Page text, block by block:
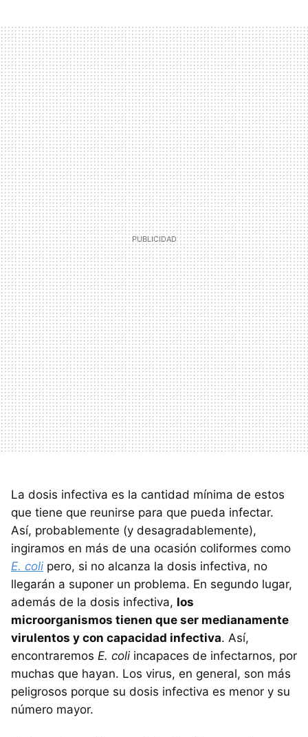
La dosis infectiva es la cantidad mínima de estos
que tiene que reunirse para que pueda infectar.
Así, probablemente (y desagradablemente),
ingiramos en más de una ocasión coliformes como
E. coli pero, si no alcanza la dosis infectiva, no
llegarán a suponer un problema. En segundo lugar,
además de la dosis infectiva, los
microorganismos tienen que ser medianamente
virulentos y con capacidad infectiva. Así,
encontraremos E. coliincapaces de infectarnos, por
muchas que hayan. Los virus, en general, son más
peligrosos porque su dosis infectiva es menor y su
número mayor.